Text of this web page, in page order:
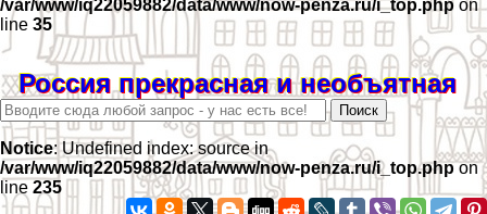
/var/www/iq22059882/data/www/now-penza.ru/i_top.php on
line 35
Россия прекрасная и необъятная
Notice: Undefined index: source in
/var/www/iq22059882/data/www/now-penza.ru/i_top.phpon
line 235